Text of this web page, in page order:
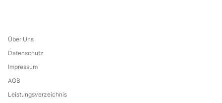
Über Uns
Datenschutz
Impressum
AGB
Leistungsverzeichnis